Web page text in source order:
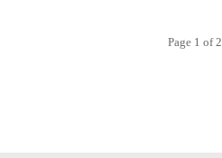
Page 1 of 2